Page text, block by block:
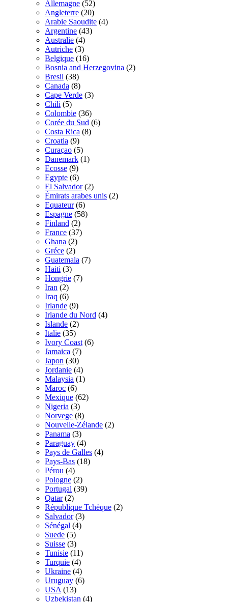
Allemagne (52)
Angleterre (20)
Arabie Saoudite (4)
Argentine (43)
Australie (4)
Autriche (3)
Belgique (16)
Bosnia and Herzegovina (2)
Bresil (38)
Canada (8)
Cape Verde (3)
Chili (5)
Colombie (36)
Corée du Sud (6)
Costa Rica (8)
Croatia (9)
Curaçao (5)
Danemark (1)
Ecosse (9)
Egypte (6)
El Salvador (2)
Émirats arabes unis (2)
Equateur (6)
Espagne (58)
Finland (2)
France (37)
Ghana (2)
Gréce (2)
Guatemala (7)
Haiti (3)
Hongrie (7)
Iran (2)
Iraq (6)
Irlande (9)
Irlande du Nord (4)
Islande (2)
Italie (35)
Ivory Coast (6)
Jamaica (7)
Japon (30)
Jordanie (4)
Malaysia (1)
Maroc (6)
Mexique (62)
Nigeria (3)
Norvege (8)
Nouvelle-Zélande (2)
Panama (3)
Paraguay (4)
Pays de Galles (4)
Pays-Bas (18)
Pérou (4)
Pologne (2)
Portugal (39)
Qatar (2)
République Tchèque (2)
Salvador (3)
Sénégal (4)
Suede (5)
Suisse (3)
Tunisie (11)
Turquie (4)
Ukraine (4)
Uruguay (6)
USA (13)
Uzbekistan (4)